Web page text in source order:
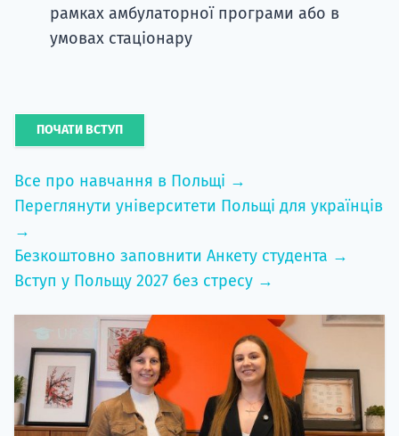
рамках амбулаторної програми або в
умовах стаціонару
ПОЧАТИ ВСТУП
Все про навчання в Польщі →
Переглянути університети Польщі для українців
→
Безкоштовно заповнити Анкету студента →
Вступ у Польщу 2027 без стресу →